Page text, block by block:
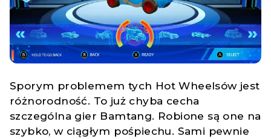
Sporym problemem tych Hot Wheelsów jest
różnorodność. To już chyba cecha
szczególna gier Bamtang. Robione są one na
szybko, w ciągłym pośpiechu. Sami pewnie